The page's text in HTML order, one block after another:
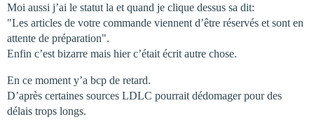
Moi aussi j’ai le statut la et quand je clique dessus sa dit:
"Les articles de votre commande viennent d’être réservés et sont en
attente de préparation".
Enfin c’est bizarre mais hier c’était écrit autre chose.
En ce moment y’a bcp de retard.
D’après certaines sources LDLC pourrait dédomager pour des
délais trops longs.